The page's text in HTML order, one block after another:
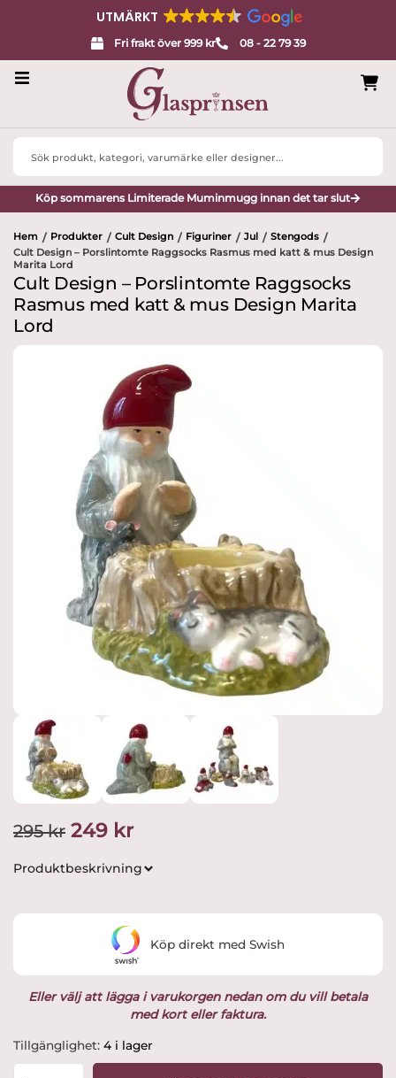
UTMÄRKT
Fri frakt över 999 kr 08 - 22 79 39
Design
Porslin
Interiör
Varumärken
Designers
Produktnyheter
Hyllningskollektion
Kampanjer
Värdering
Search
Köp sommarens Limiterade Muminmugg innan det tar slut
Hem / Produkter / Cult Design / Figuriner / Jul / Stengods /
Cult Design – Porslintomte Raggsocks Rasmus med katt & mus Design
Marita Lord
Cult Design – Porslintomte Raggsocks
Rasmus med katt & mus Design Marita
Lord
295kr Det
ursprungliga
295 kr.
249 krDet
nuvarande
är:
249 kr.
Produktbeskrivning
Eller välj att lägga i varukorgen nedan om du vill betala
med kort eller faktura.
Tillgänglighet: 4 i lager
Cult
Design
Köp direkt med Swish